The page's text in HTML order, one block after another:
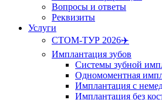
Вопросы и ответы
Реквизиты
Услуги
СТОМ-ТУР 2026✈️
Имплантация зубов
Системы зубной
Одномоментная
Имплантация с
Имплантация без